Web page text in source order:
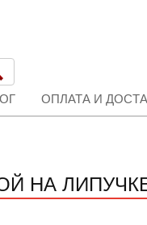
ОПЛАТА И
НА ЛИПУЧКЕ